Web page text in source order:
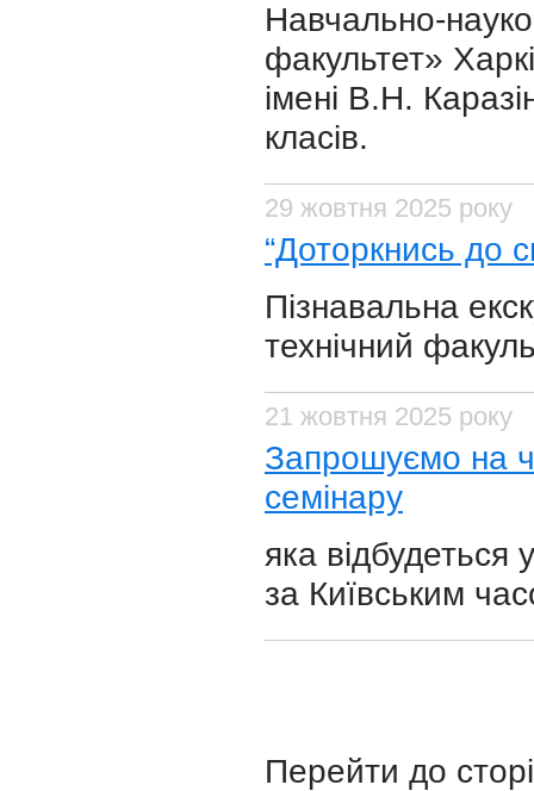
Навчально-
факультет»
імені В.Н.
класів.
29 жовтня 2025 року
“Доторкнись до
Пізнавальна
технічний
21 жовтня 2025 року
Запрошуємо на
семінару
яка відбудеться
за Київським
Перейти до